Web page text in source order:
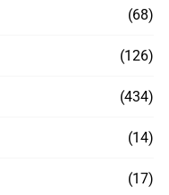
(68)
(126)
(434)
(14)
(17)